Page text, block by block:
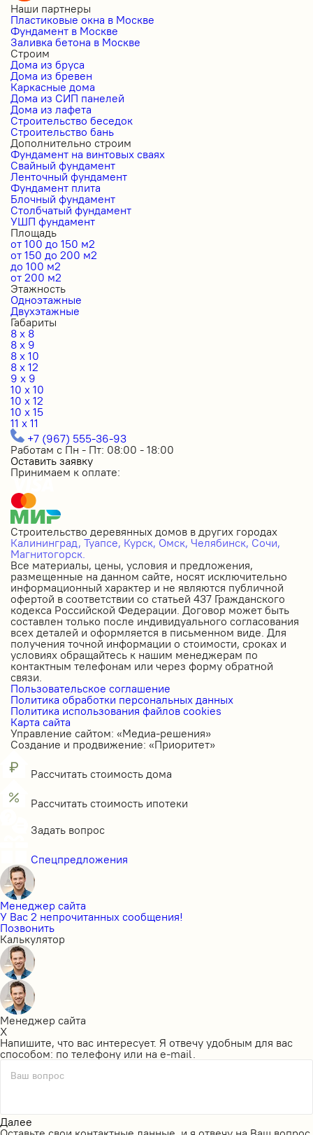
Наши партнеры
Пластиковые окна в Москве
Фундамент в Москве
Заливка бетона в Москве
Строим
Дома из бруса
Дома из бревен
Каркасные дома
Дома из СИП панелей
Дома из лафета
Строительство беседок
Строительство бань
Дополнительно строим
Фундамент на винтовых сваях
Свайный фундамент
Ленточный фундамент
Фундамент плита
Блочный фундамент
Столбчатый фундамент
УШП фундамент
Площадь
от 100 до 150 м2
от 150 до 200 м2
до 100 м2
от 200 м2
Этажность
Одноэтажные
Двухэтажные
Габариты
8 x 8
8 x 9
8 x 10
8 x 12
9 x 9
10 x 10
10 x 12
10 x 15
11 x 11
+7 (967) 555-36-93
Работам с Пн - Пт: 08:00 - 18:00
Оставить заявку
Принимаем к оплате:
Строительство деревянных домов в других городах
Калининград, Туапсе, Курск, Омск, Челябинск, Сочи,
Магнитогорск.
Все материалы, цены, условия и предложения,
размещенные на данном сайте, носят исключительно
информационный характер и не являются публичной
офертой в соответствии со статьей 437 Гражданского
кодекса Российской Федерации. Договор может быть
составлен только после индивидуального согласования
всех деталей и оформляется в письменном виде. Для
получения точной информации о стоимости, сроках и
условиях обращайтесь к нашим менеджерам по
контактным телефонам или через форму обратной
связи.
Пользовательское соглашение
Политика обработки персональных данных
Политика использования файлов cookies
Карта сайта
Управление сайтом: «Медиа-решения»
Создание и продвижение: «Приоритет»
Рассчитать стоимость дома
Рассчитать стоимость ипотеки
Задать вопрос
Спецпредложения
Менеджер сайта
У Вас 2 непрочитанных сообщения!
Позвонить
Калькулятор
Менеджер сайта
X
Напишите, что вас интересует. Я отвечу удобным для вас
способом: по телефону или на e-mail.
Ваш вопрос
Далее